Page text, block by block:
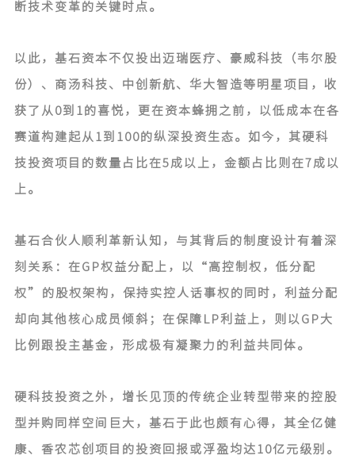
断技术变革的关键时点。
以此，基石资本不仅投出迈瑞医疗、豪威科技（韦尔股
份）、商汤科技、中创新航、华大智造等明星项目，收
获了从0到1的喜悦，更在资本蜂拥之前，以低成本在各
赛道构建起从1到100的纵深投资生态。如今，其硬科
技投资项目的数量占比在5成以上，金额占比则在7成以
上。
基石合伙人顺利革新认知，与其背后的制度设计有着深
刻关系：在GP权益分配上，以“高控制权，低分配
权”的股权架构，保持实控人话事权的同时，利益分配
却向其他核心成员倾斜；在保障LP利益上，则以GP大
比例跟投主基金，形成极有凝聚力的利益共同体。
硬科技投资之外，增长见顶的传统企业转型带来的控股
型并购同样空间巨大，基石于此也颇有心得，其全亿健
康、香农芯创项目的投资回报或浮盈均达10亿元级别。